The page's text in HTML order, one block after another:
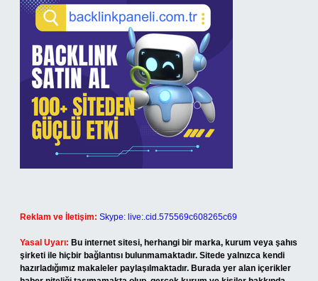
Reklam ve İletişim: Skype: live:.cid.575569c608265c69
Yasal Uyarı: Bu internet sitesi, herhangi bir marka, kurum veya şahıs
şirketi ile hiçbir bağlantısı bulunmamaktadır. Sitede yalnızca kendi
hazırladığımız makaleler paylaşılmaktadır. Burada yer alan içerikler